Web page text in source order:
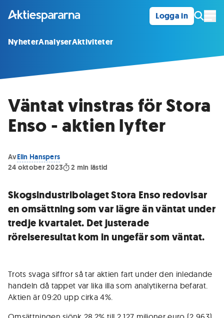
Logga in
NyheterAnalyserAktiviteter
Väntat vinstras för Stora
Enso - aktien lyfter
AvElin Hanspers
24 oktober 2023
2 min lästid
Skogsindustribolaget Stora Enso redovisar
en omsättning som var lägre än väntat under
tredje kvartalet. Det justerade
rörelseresultat kom in ungefär som väntat.
Trots svaga siffror så tar aktien fart under den inledande
handeln då tappet var lika illa som analytikerna befarat.
Aktien är 09:20 upp cirka 4%.